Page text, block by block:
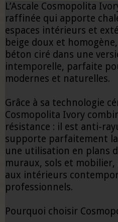
L’Ascale Cosmopolita
raffinée qui apporte
espaces intérieurs et
beige doux et
béton ciré dans une
intemporelle, parfaite
modernes et naturelles.
Grâce à sa technologie
Cosmopolita Ivory
résistance : il est anti-
supporte parfaitement
une utilisation en plans
muraux, sols et mobilier,
aux intérieurs
professionnels.
Pourquoi choisir